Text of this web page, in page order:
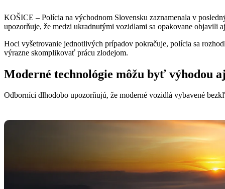
KOŠICE – Polícia na východnom Slovensku zaznamenala v
upozorňuje, že medzi ukradnutými vozidlami sa opakovane objavili
Hoci vyšetrovanie jednotlivých prípadov pokračuje, polícia sa
výrazne skomplikovať prácu zlodejom.
Moderné technológie môžu byť výhodou
Odborníci dlhodobo upozorňujú, že moderné vozidlá vybavené